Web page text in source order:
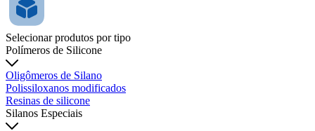
Selecionar produtos por tipo
Polímeros de Silicone
Oligômeros de Silano
Polissiloxanos modificados
Resinas de silicone
Silanos Especiais